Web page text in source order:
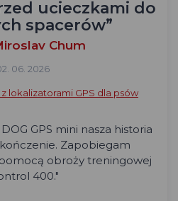
ucieczkami do
spacerów”
Chum
06. 2026
lokalizatorami GPS dla psów
GPS mini nasza historia
Zapobiegam
obroży treningowej
400."